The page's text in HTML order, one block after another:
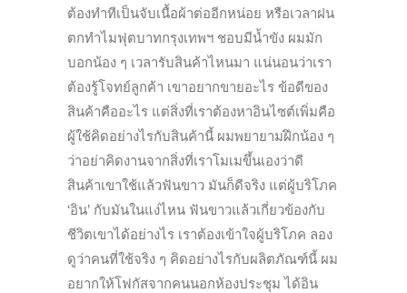
ต้องทำทีเป็นจับเนื้อผ้าต่ออีกหน่อย หรือเวลาฝน
ตกทำไมฟุตบาทกรุงเทพฯ ชอบมีน้ำขัง ผมมัก
บอกน้อง ๆ เวลารับสินค้าไหนมา แน่นอนว่าเรา
ต้องรู้โจทย์ลูกค้า เขาอยากขายอะไร ข้อดีของ
สินค้าคืออะไร แต่สิ่งที่เราต้องหาอินไซต์เพิ่มคือ
ผู้ใช้คิดอย่างไรกับสินค้านี้ ผมพยายามฝึกน้อง ๆ
ว่าอย่าคิดงานจากสิ่งที่เราโมเมขึ้นเองว่าดี
สินค้าเขาใช้แล้วฟันขาว มันก็ดีจริง แต่ผู้บริโภค
‘อิน’ กับมันในแง่ไหน ฟันขาวแล้วเกี่ยวข้องกับ
ชีวิตเขาได้อย่างไร เราต้องเข้าใจผู้บริโภค ลอง
ดูว่าคนที่ใช้จริง ๆ คิดอย่างไรกับผลิตภัณฑ์นี้ ผม
อยากให้โฟกัสจากคนนอกห้องประชุม ได้อิน